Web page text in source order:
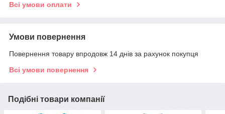
Всі умови оплати
Умови повернення
Повернення товару впродовж 14 днів за рахунок покупця
Всі умови повернення
Подібні товари компанії